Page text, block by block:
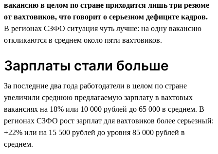
вакансию в целом по стране приходится лишь три резюме
от вахтовиков, что говорит о серьезном дефиците кадров.
В регионах СЗФО ситуация чуть лучше: на одну вакансию
откликаются в среднем около пяти вахтовиков.
Зарплаты стали больше
За последние два года работодатели в целом по стране
увеличили среднюю предлагаемую зарплату в вахтовых
вакансиях на 18% или 10 000 рублей до 65 000 в среднем. В
регионах СЗФО рост зарплат для вахтовиков более серьезный:
+22% или на 15 500 рублей до уровня 85 000 рублей в
среднем.